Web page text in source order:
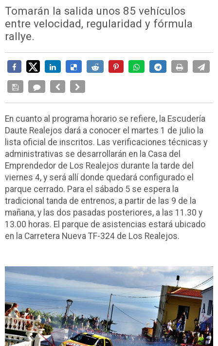
Tomarán la salida unos 85 vehículos
entre velocidad, regularidad y fórmula
rallye.
En cuanto al programa horario se refiere, la Escudería
Daute Realejos dará a conocer el martes 1 de julio la
lista oficial de inscritos. Las verificaciones técnicas y
administrativas se desarrollarán en la Casa del
Emprendedor de Los Realejos durante la tarde del
viernes 4, y será allí donde quedará configurado el
parque cerrado. Para el sábado 5 se espera la
tradicional tanda de entrenos, a partir de las 9 de la
mañana, y las dos pasadas posteriores, a las 11.30 y
13.00 horas. El parque de asistencias estará ubicado
en la Carretera Nueva TF-324 de Los Realejos.